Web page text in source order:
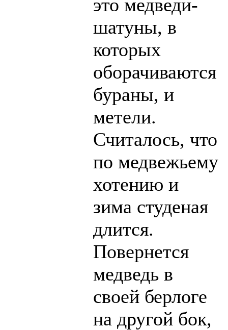
это медведи-
шатуны, в
которых
оборачиваются
бураны, и
метели.
Считалось, что
по медвежьему
хотению и
зима студеная
длится.
Повернется
медведь в
своей берлоге
на другой бок,